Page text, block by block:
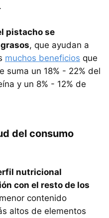
pistacho se
, que ayudan a
muchos beneficios que
suma un 18% - 22% del
y un 8% - 12% de
del consumo
nutricional
con el resto de los
contenido
altos de elementos